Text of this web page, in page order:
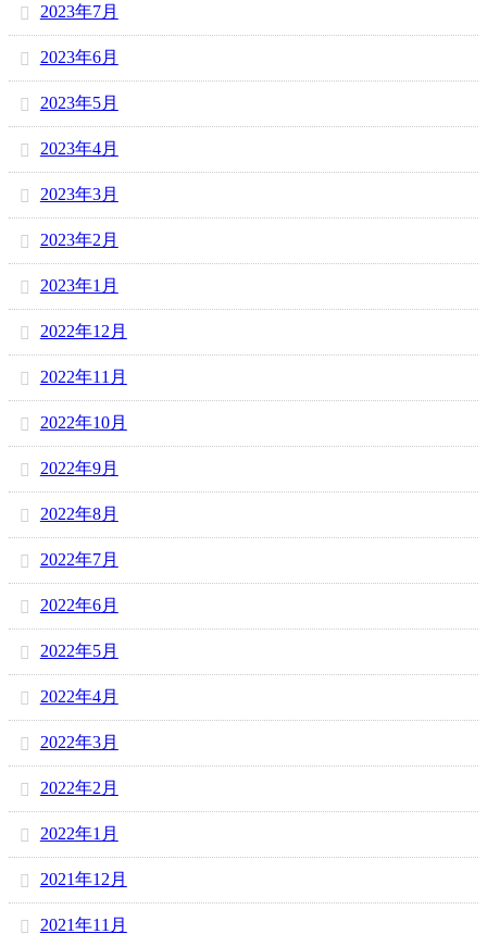
2023年7月
2023年6月
2023年5月
2023年4月
2023年3月
2023年2月
2023年1月
2022年12月
2022年11月
2022年10月
2022年9月
2022年8月
2022年7月
2022年6月
2022年5月
2022年4月
2022年3月
2022年2月
2022年1月
2021年12月
2021年11月